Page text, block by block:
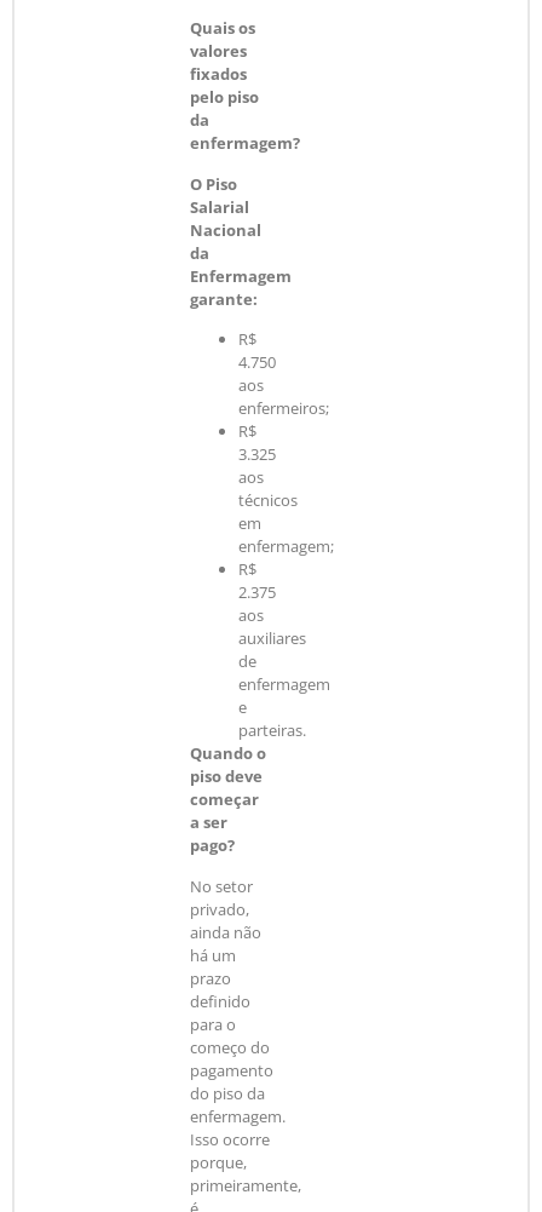
Quais os
valores
fixados
pelo piso
da
enfermagem?
O Piso
Salarial
Nacional
da
Enfermagem
garante:
R$
4.750
aos
enfermeiros;
R$
3.325
aos
técnicos
em
enfermagem;
R$
2.375
aos
auxiliares
de
enfermagem
e
parteiras.
Quando o
piso deve
começar
a ser
pago?
No setor
privado,
ainda não
há um
prazo
definido
para o
começo do
pagamento
do piso da
enfermagem.
Isso ocorre
porque,
primeiramente,